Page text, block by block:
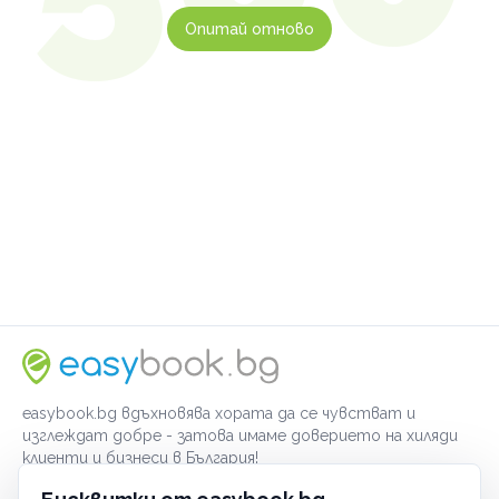
Опитай отново
easybook.bg вдъхновява хората да се чувстват и
изглеждат добре - затова имаме доверието на хиляди
клиенти и бизнеси в България!